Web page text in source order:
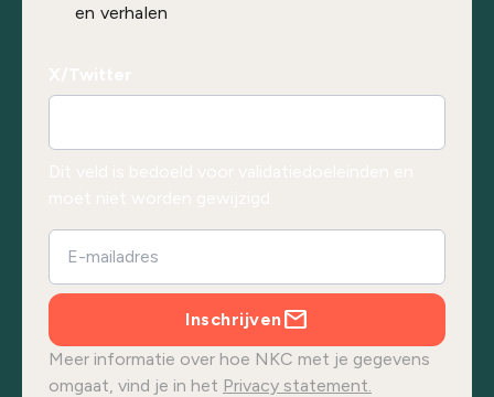
en verhalen
Inschrijven
Meer informatie over hoe NKC met je gegevens
omgaat, vind je in het Privacy statement.